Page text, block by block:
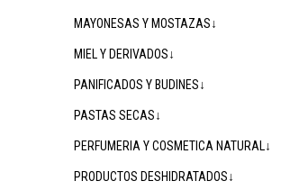
MAYONESAS Y MOSTAZAS↓
MIEL Y DERIVADOS↓
PANIFICADOS Y BUDINES↓
PASTAS SECAS↓
PERFUMERIA Y COSMETICA NATURAL↓
PRODUCTOS DESHIDRATADOS↓